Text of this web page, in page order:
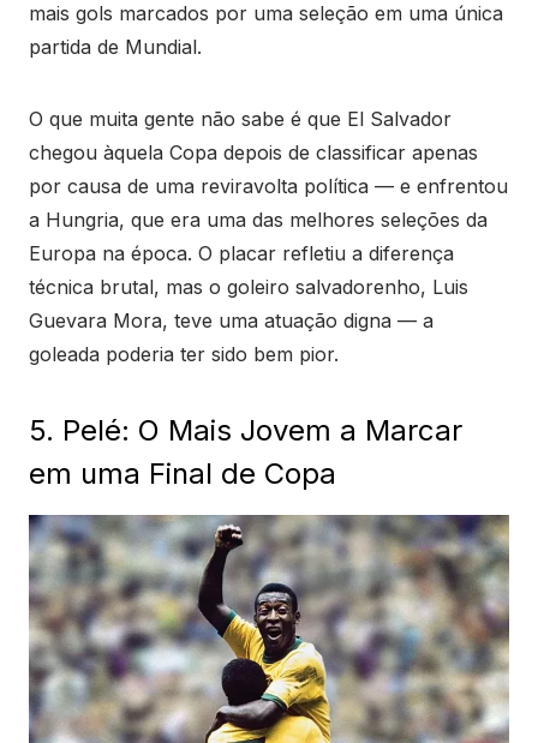
mais gols marcados por uma seleção em uma única
partida de Mundial.
O que muita gente não sabe é que El Salvador
chegou àquela Copa depois de classificar apenas
por causa de uma reviravolta política — e enfrentou
a Hungria, que era uma das melhores seleções da
Europa na época. O placar refletiu a diferença
técnica brutal, mas o goleiro salvadorenho, Luis
Guevara Mora, teve uma atuação digna — a
goleada poderia ter sido bem pior.
5. Pelé: O Mais Jovem a Marcar
em uma Final de Copa